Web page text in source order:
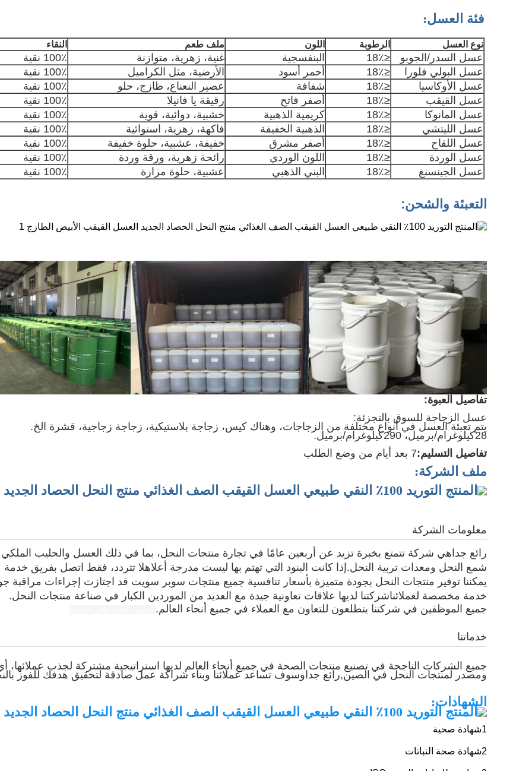
فئة العسل:
نوع العسل الرطوبة اللون ملف طعم النقاء
عسل السدر/الجوبو ≤18٪ البنفسجية غنية، زهرية، متوازنة
100٪ نقية
عسل البولي فلورا
≤18٪ أحمر أسود الأرضية، مثل الكراميل
100٪ نقية
عسل الأوكاسيا
≤18٪ شفافة عصير النعناع، طازج، حلو
100٪ نقية
عسل القيقب
≤18٪ أصفر فاتح رقيقة يا فانيلا
100٪ نقية
عسل المانوكا
≤18٪ كريمية الذهبية خشبية، دوائية، قوية
100٪ نقية
عسل الليتشي
≤18٪ الذهبية الخفيفة فاكهة، زهرية، استوائية
100٪ نقية
عسل اللقاح
≤18٪ أصفر مشرق خفيفة، عشبية، حلوة خفيفة
100٪ نقية
عسل الوردة
≤18٪ اللون الوردي رائحة زهرية، ورقة وردة
100٪ نقية
عسل الجينسنغ
≤18٪ البني الذهبي عشبية، حلوة مرارة 100٪ نقية
التعبئة والشحن:
تفاصيل العبوة:
عسل الزجاجة للسوق بالتجزئة:
يتم تعبئة العسل في أنواع مختلفة من الزجاجات، وهناك كيس، زجاجة بلاستيكية، زجاجة زجاجية، قشرة الخ.
28كيلوغرام/برميل، 290كيلوغرام/برميل.
تفاصيل التسليم:7 بعد أيام من وضع الطلب
ملف الشركة:
معلومات الشركة
رائع جدا هي شركة تتمتع بخبرة تزيد عن أربعين عامًا في تجارة منتجات النحل، بما في ذلك العسل والحليب
شمع النحل ومعدات تربية النحل.إذا كانت البنود التي تهتم بها ليست مدرجة أعلاهلا تتردد، فقط اتصل بفريق خدمة
يمكننا توفير منتجات النحل بجودة متميزة بأسعار تنافسية جميع منتجات سوبر سويت قد اجتازت إجراءات
خدمة مخصصة لعملائناشركتنا لديها علاقات تعاونية جيدة مع العديد من الموردين الكبار في صناعة منتجات النحل.
جميع الموظفين في شركتنا يتطلعون للتعاون مع العملاء في جميع أنحاء العالم.
خدماتنا
جميع الشركات الناجحة في تصنيع منتجات الصحة في جميع أنحاء العالم لديها استراتيجية مشتركة لجذب
ومصدر لمنتجات النحل في الصين,رائع جدا وسوف تساعد عملائنا وبناء شراكة عمل صادقة لتحقيق هدفك للفوز
الشهادات:
1شهادة صحية
2شهادة صحة النباتات